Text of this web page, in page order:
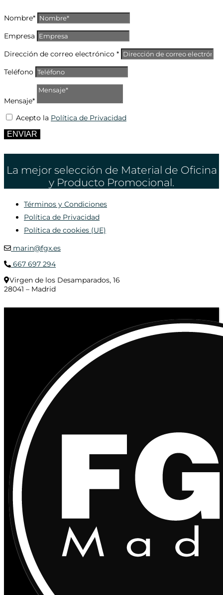
Nombre*
Empresa
Dirección de correo electrónico *
Teléfono
Mensaje*
Acepto la Política de Privacidad
ENVIAR
La mejor selección de Material de Oficina
y Producto Promocional.
Términos y Condiciones
Política de Privacidad
Política de cookies (UE)
marin@fgx.es
667 697 294
Virgen de los Desamparados, 16
28041 – Madrid